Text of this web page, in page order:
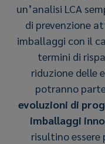
un’analisi LCA
di prevenzione
imballaggi con il
termini di
riduzione delle
potranno
evoluzioni di
imballaggi
risultino